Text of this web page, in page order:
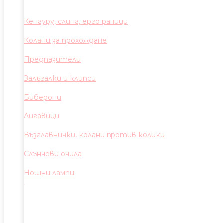
Кенгуру, слинг, ерго раници
Колани за прохождане
Предпазители
Залъгалки и клипси
Биберони
Лигавици
Възглавнички, колани против колики
Слънчеви очила
Нощни лампи